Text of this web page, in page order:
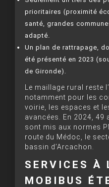
prioritaires (proximité
santé, grandes
adapté.
Un plan de rattrapage,
été présenté en 2023
de Gironde).
Le maillage rural reste
notamment pour les
voirie, les espaces et
avancées. En 2024,
sont mis aux normes
route du Médoc, le
bassin d’Arcachon.
SERVICES À
MOBIBUS